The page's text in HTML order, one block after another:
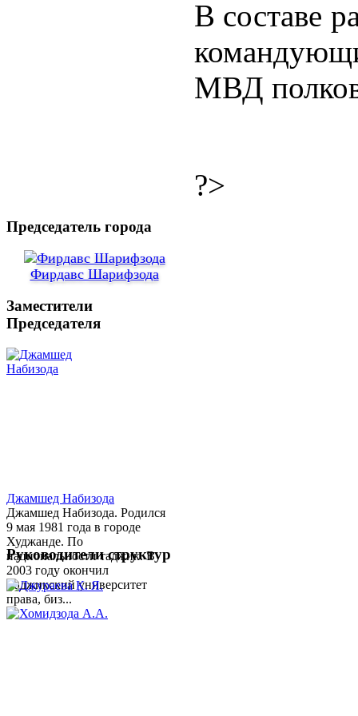
В составе
МВД
?>
Председатель города
Фирдавс Шарифзода
Заместители
Председателя
Джамшед Набизода
Джамшед Набизода. Родился
9 мая 1981 года в городе
Худжанде. По
национальности таджик. В
2003 году окончил
Таджикский университет
права, биз...
Руководители структур